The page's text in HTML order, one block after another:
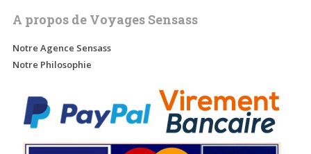
A propos de Voyages Sensass
Notre Agence Sensass
Notre Philosophie